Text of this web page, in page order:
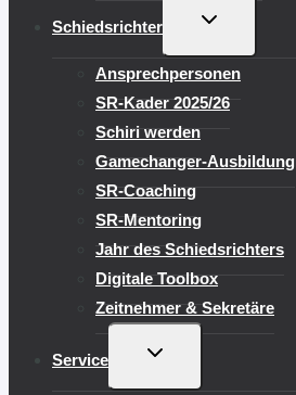
Schiedsrichter
UNTERMENÜ
Ansprechpersonen
SR-Kader 2025/26
Schiri werden
Gamechanger-Ausbildung
SR-Coaching
SR-Mentoring
Jahr des Schiedsrichters
Digitale Toolbox
Zeitnehmer & Sekretäre
Service
UNTERMENÜ